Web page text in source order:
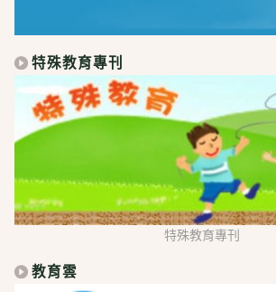
特殊教育專刊
特殊教育專刊
教育雲